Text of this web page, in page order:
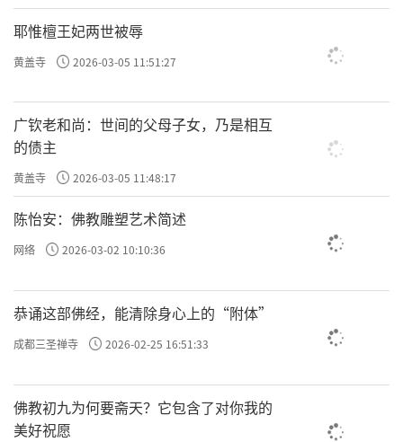
耶惟檀王妃两世被辱
黄盖寺 2026-03-05 11:51:27
广钦老和尚：世间的父母子女，乃是相互
的债主
黄盖寺 2026-03-05 11:48:17
陈怡安：佛教雕塑艺术简述
网络 2026-03-02 10:10:36
恭诵这部佛经，能清除身心上的“附体”
成都三圣禅寺 2026-02-25 16:51:33
佛教初九为何要斋天？它包含了对你我的
美好祝愿